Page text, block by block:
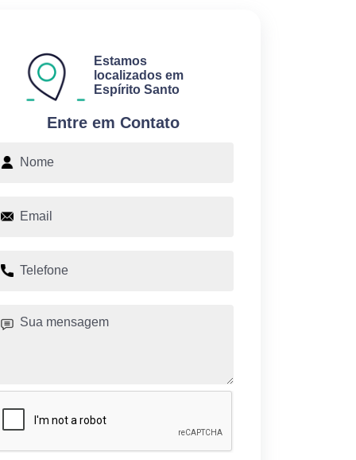
Entre em Contato
Estamos
localizados em
Espírito Santo